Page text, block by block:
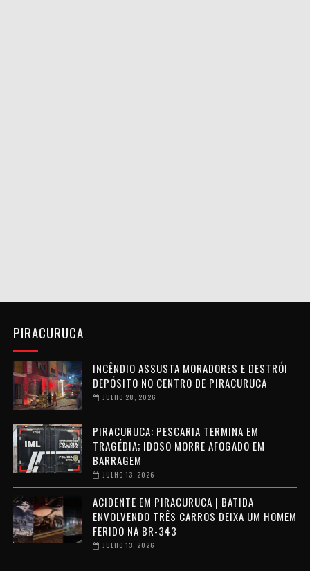
PIRACURUCA
INCÊNDIO ASSUSTA MORADORES E DESTRÓI
DEPÓSITO NO CENTRO DE PIRACURUCA
JULHO 28, 2026
PIRACURUCA: PESCARIA TERMINA EM
TRAGÉDIA; IDOSO MORRE AFOGADO EM
BARRAGEM
JULHO 13, 2026
ACIDENTE EM PIRACURUCA | BATIDA
ENVOLVENDO TRÊS CARROS DEIXA UM HOMEM
FERIDO NA BR-343
JULHO 13, 2026